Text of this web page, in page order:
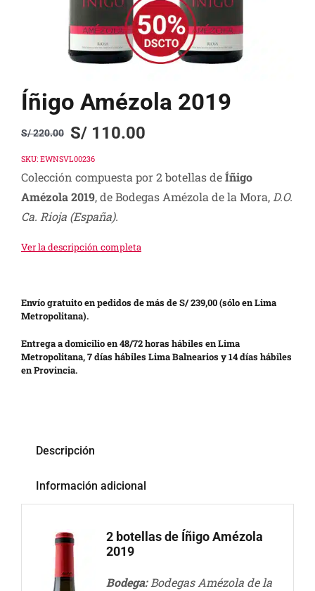
Íñigo Amézola 2019
S/220.00
Original
price
was:
S/ 220.00.
S/110.00
Current
price
is:
S/ 110.00.
SKU: EWNSVL00236
Colección compuesta por 2 botellas deÍñigo
Amézola 2019, de Bodegas Amézola de la Mora, D.O.
Ca. Rioja (España).
Ver la descripción completa
Envío gratuito en pedidos de más de S/ 239,00 (sólo en Lima
Metropolitana).
Entrega a domicilio en 48/72 horas hábiles en Lima
Metropolitana, 7 días hábiles Lima Balnearios y 14 días hábiles
en Provincia.
Descripción
Información adicional
2 botellas de Íñigo Amézola
2019
Bodega:Bodegas Amézola de la